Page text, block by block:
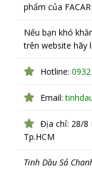
phẩm của
Nếu bạn khó
trên website hãy
Hotline:
Email:
Địa chỉ: 28/8
Tp.HCM
Tinh Dầu Sả